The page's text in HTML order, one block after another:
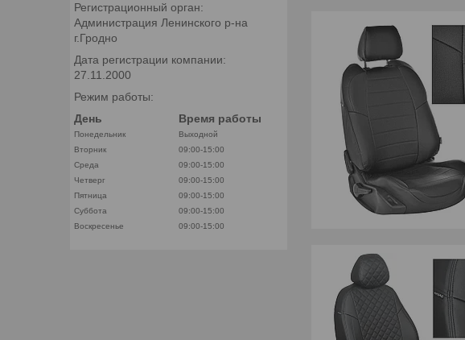
Регистрационный орган:
Администрация Ленинского р-на
г.Гродно
Дата регистрации компании:
27.11.2000
Режим работы:
День
Время работы
Понедельник
Выходной
Вторник
09:00-15:00
Среда
09:00-15:00
Четверг
09:00-15:00
Пятница
09:00-15:00
Суббота
09:00-15:00
Воскресенье
09:00-15:00